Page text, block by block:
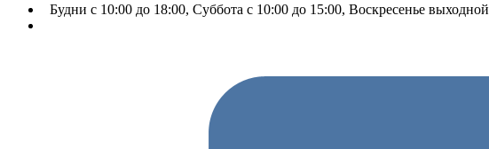
Будни с 10:00 до 18:00, Суббота с 10:00 до 15:00, Воскресенье выходной